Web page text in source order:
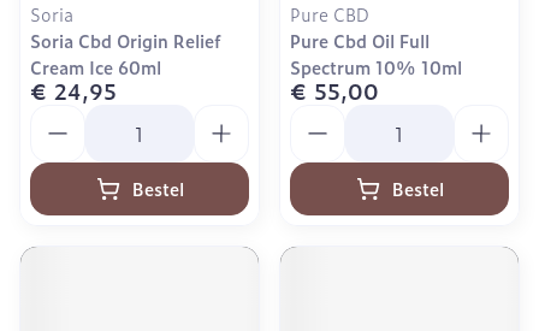
Soria
Soria Cbd Origin Relief
Cream Ice 60ml
€ 24,95
Bestel
Pure CBD
Pure Cbd Oil Full
Spectrum 10% 10ml
€ 55,00
Bestel